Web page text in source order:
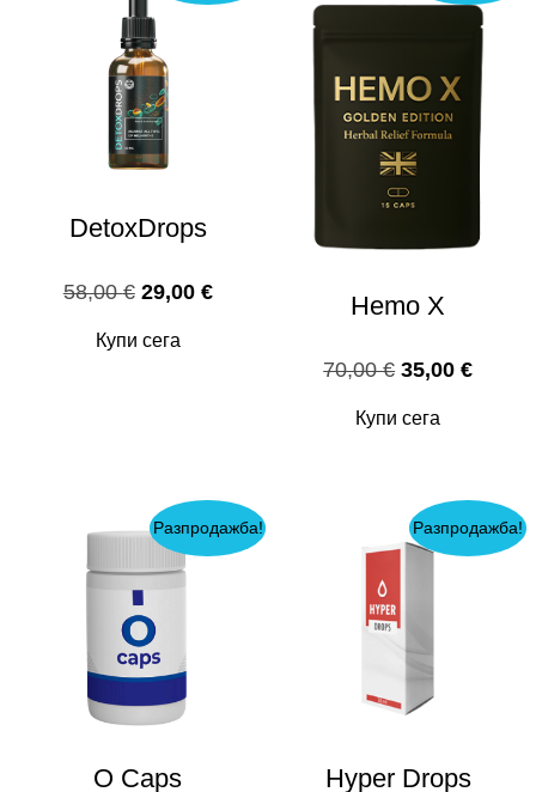
DetoxDrops
58,00€ Original
29,00 €Текущата
Купи сега
Hemo X
70,00€ Original
35,00€
Купи сега
Разпродажба!
O Caps
Разпродажба!
Hyper Drops